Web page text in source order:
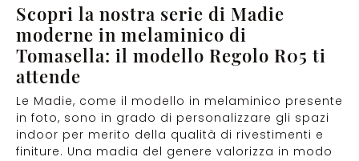
Scopri la nostra serie di Madie
moderne in melaminico di
Tomasella: il modello Regolo R05 ti
attende
Le Madie, come il modello in melaminico presente
in foto, sono in grado di personalizzare gli spazi
indoor per merito della qualità di rivestimenti e
finiture. Una madia del genere valorizza in modo